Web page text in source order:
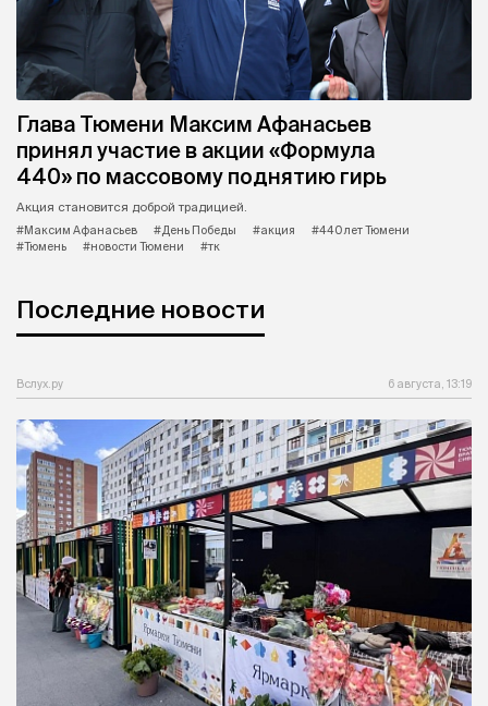
Глава Тюмени Максим Афанасьев
принял участие в акции «Формула
440» по массовому поднятию гирь
Акция становится доброй традицией.
#Максим Афанасьев
#День Победы #акция
#440 лет Тюмени
#Тюмень
#новости Тюмени #тк
Последние новости
Вслух.ру 6 августа, 13:19